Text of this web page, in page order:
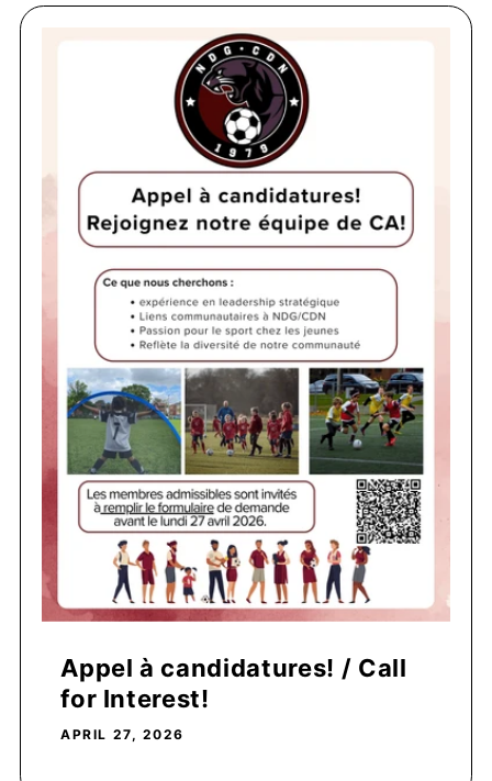
Appel à candidatures! / Call
for Interest!
APRIL 27, 2026